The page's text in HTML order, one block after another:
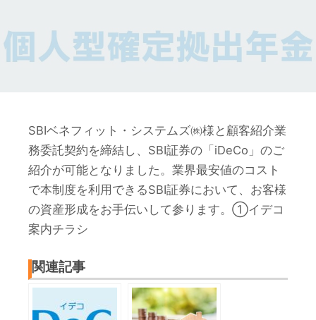
SBIベネフィット・システムズ㈱様と顧客紹介業
務委託契約を締結し、SBI証券の「iDeCo」のご
紹介が可能となりました。業界最安値のコスト
で本制度を利用できるSBI証券において、お客様
の資産形成をお手伝いして参ります。 ①イデコ
案内チラシ
関連記事